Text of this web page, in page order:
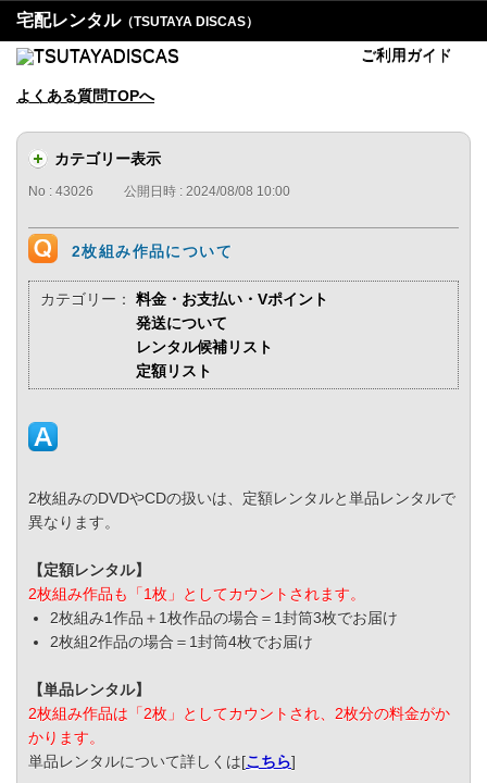
宅配レンタル（TSUTAYA DISCAS）
ご利用ガイド
よくある質問TOPへ
カテゴリー表示
No : 43026 公開日時 : 2024/08/08 10:00
2枚組み作品について
カテゴリー：
料金・お支払い・Vポイント
発送について
レンタル候補リスト
定額リスト
2枚組みのDVDやCDの扱いは、定額レンタルと単品レンタルで
異なります。
【定額レンタル】
2枚組み作品も「1枚」としてカウントされます。
2枚組み1作品＋1枚作品の場合＝1封筒3枚でお届け
2枚組2作品の場合＝1封筒4枚でお届け
【単品レンタル】
2枚組み作品は「2枚」としてカウントされ、2枚分の料金がか
かります。
単品レンタルについて詳しくは[こちら]